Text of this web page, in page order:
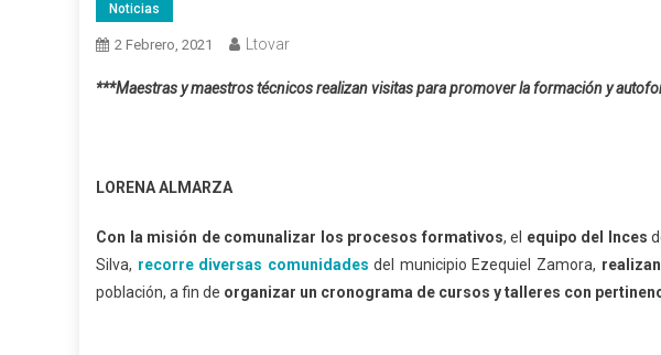
Noticias
2 Febrero, 2021 Ltovar
***Maestras y maestros técnicos realizan visitas para promover la formación y
LORENA ALMARZA
Con la misión de comunalizar los procesos formativos, el equipo del Inces
Silva, recorre diversas comunidades del municipio Ezequiel Zamora,
población, a fin de organizar un cronograma de cursos y talleres con